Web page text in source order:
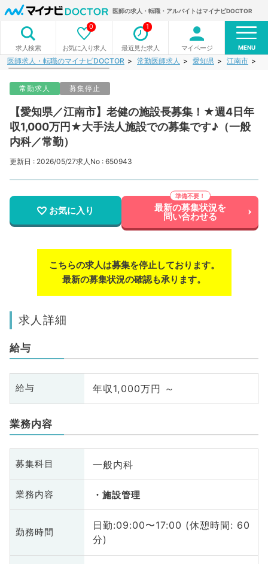
医師の求人・転職・アルバイトはマイナビDOCTOR
求人検索 お気に入り求人
0
最近見た求人
1
マイページ MENU
医師求人・転職のマイナビDOCTOR 常勤医師求人 愛知県 江南市
常勤求人 募集停止
【愛知県／江南市】老健の施設長募集！★週4日年
収1,000万円★大手法人施設での募集です♪（一般
内科／常勤）
更新日 : 2026/05/27求人No : 650943
お気に入り 最新の募集状況を
問い合わせる
こちらの求人は募集を停止しております。
最新の募集状況の確認も承ります。
求人詳細
給与
給与 年収1,000万円 ～
業務内容
募集科目 一般内科
業務内容 施設管理
勤務時間
日勤:09:00〜17:00 (休憩時間: 60
分)